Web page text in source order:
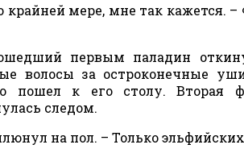
крайней мере, мне так кажется.
первым паладин
волосы за остроконечные
пошел к его столу. Вторая
следом.
на пол. – Только